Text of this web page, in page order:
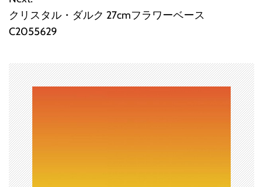
ナ
ゲ
ー
シ
ョ
ン
クリスタル・ダルク 27cmフラワーベース
C2055629